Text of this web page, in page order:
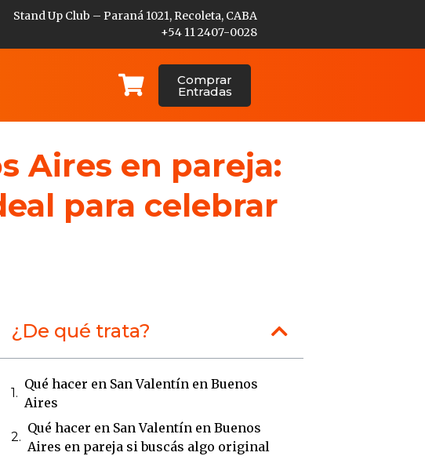
Stand Up Club – Paraná 1021, Recoleta, CABA
+54 11 2407-0028
Comprar
Entradas
Aires en pareja:
para celebrar
¿De qué trata?
Qué hacer en San Valentín en Buenos
Aires
Qué hacer en San Valentín en Buenos
Aires en pareja si buscás algo original